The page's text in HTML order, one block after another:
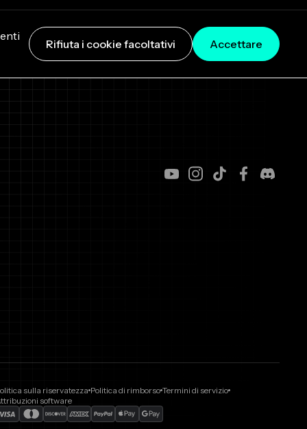
Rifiuta i cookie facoltativi Accettare
sulla riservatezza Politica di rimborso Termini di servizio
software